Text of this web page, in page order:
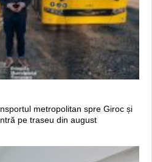
metropolitan spre Giroc și
pe traseu din august